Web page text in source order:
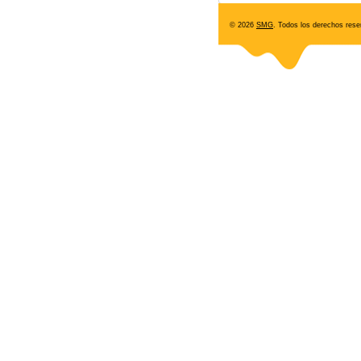
© 2026 SMG. Todos los derechos